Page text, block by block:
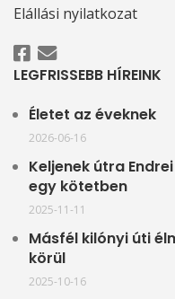
Elállási nyilatkozat
LEGFRISSEBB HÍREINK
Életet az éveknek
2026-06-16
Keljenek útra
egy kötetben
2025-11-11
Másfél kilónyi úti
körül
2025-10-16